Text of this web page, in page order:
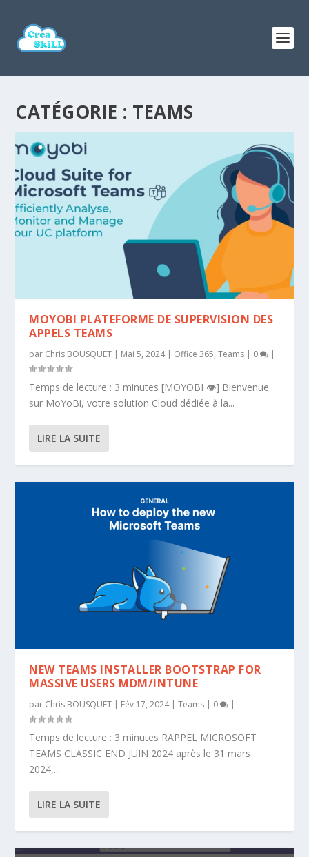
CATÉGORIE : TEAMS
MOYOBI PLATEFORME DE SUPERVISION DES
APPELS TEAMS
par Chris BOUSQUET | Mai 5, 2024| Office 365,Teams | 0 |
Temps de lecture : 3 minutes [MOYOBI 👁️] Bienvenue
sur MoYoBi, votre solution Cloud dédiée à la...
LIRE LA SUITE
NEW TEAMS INSTALLER BOOTSTRAP FOR
MASSIVE USERS MDM/INTUNE
par Chris BOUSQUET | Fév 17, 2024|Teams | 0 |
Temps de lecture : 3 minutes RAPPEL MICROSOFT
TEAMS CLASSIC END JUIN 2024 après le 31 mars
2024,...
LIRE LA SUITE